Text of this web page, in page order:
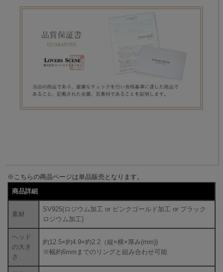
※こちらの商品ページは単品販売となります。
商品詳細
素材
SV925(ロジウム加工 or ピンクゴールド加工 or ブラック
ロジウム加工)
ヘッド
の大き
さ
約12.5×約4.9×約2.2（縦×横×厚み(mm))
※幅約6mmまでのリングと組み合わせ可能